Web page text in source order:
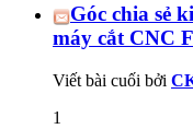
Góc chia sẻ
máy cắt CNC
Viết bài cuối bởi
1